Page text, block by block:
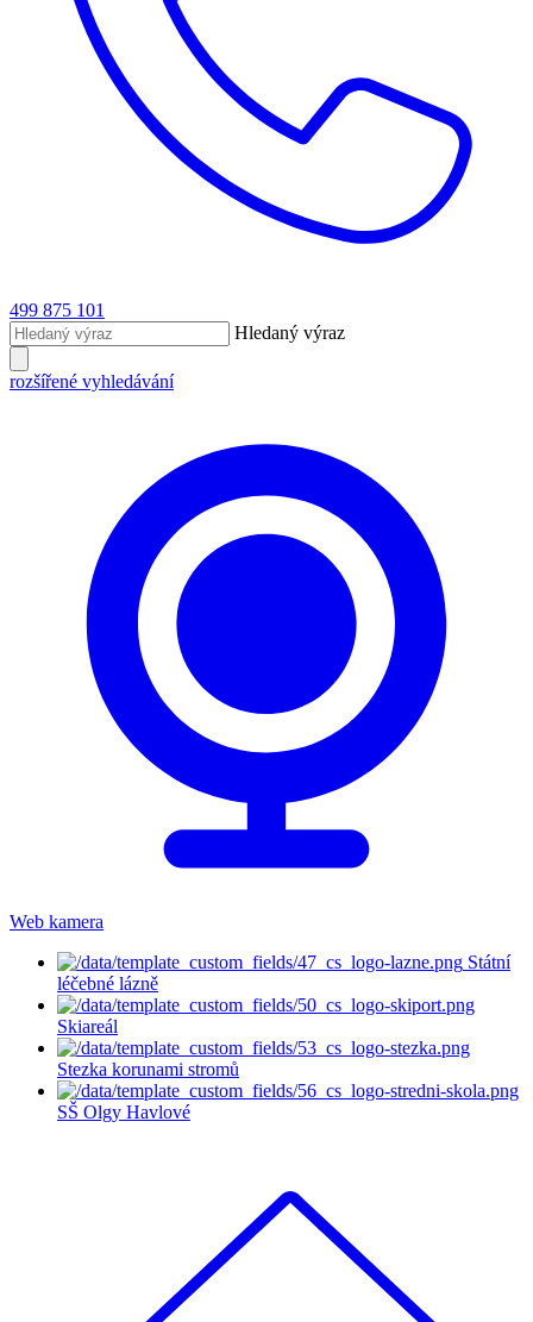
499 875 101
Hledaný výraz
rozšířené vyhledávání
Web kamera
Státní
léčebné lázně
Skiareál
Stezka korunami stromů
SŠ Olgy Havlové